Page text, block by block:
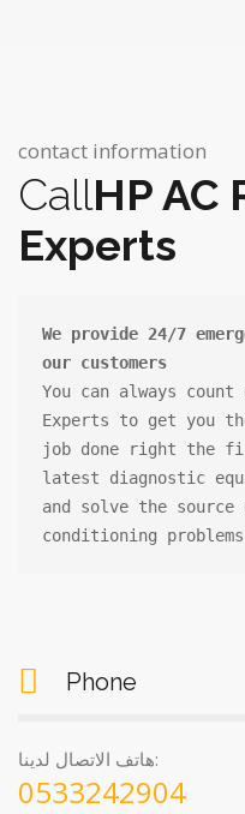
contact information
CallHP AC
Experts
We provide 24/7
our customers
You can always
Experts to get you
job done right the
latest diagnostic
and solve the
conditioning
Phone
هاتف الاتصال لدينا:
0533242904